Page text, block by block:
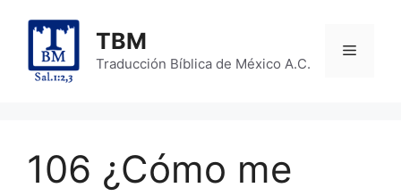
content
TBM
Traducción Bíblica de México A.C.
Menu
106 ¿Cómo me